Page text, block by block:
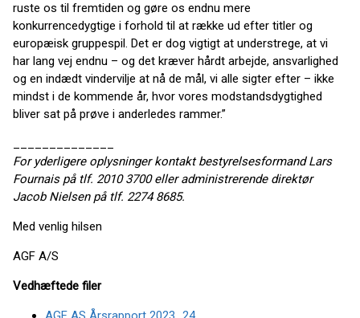
ruste os til fremtiden og gøre os endnu mere
konkurrencedygtige i forhold til at række ud efter titler og
europæisk gruppespil. Det er dog vigtigt at understrege, at vi
har lang vej endnu – og det kræver hårdt arbejde, ansvarlighed
og en indædt vindervilje at nå de mål, vi alle sigter efter – ikke
mindst i de kommende år, hvor vores modstandsdygtighed
bliver sat på prøve i anderledes rammer.”
For yderligere oplysninger kontakt bestyrelsesformand Lars
Fournais på tlf. 2010 3700 eller administrerende direktør
Jacob Nielsen på tlf. 2274 8685.
Med venlig hilsen
AGF A/S
Vedhæftede filer